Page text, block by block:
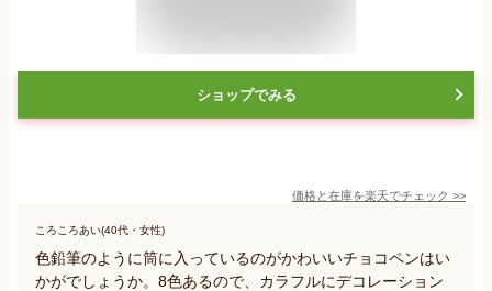
ショップでみる
価格と在庫を楽天でチェック >>
ころころあい(40代・女性)
色鉛筆のように筒に入っているのがかわいいチョコペンはい
かがでしょうか。8色あるので、カラフルにデコレーション